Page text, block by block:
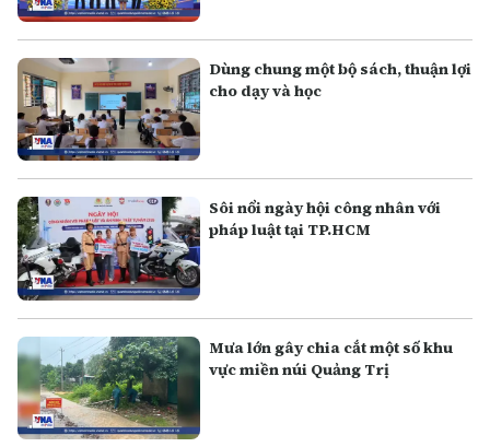
Dùng chung một bộ sách, thuận lợi
cho dạy và học
Sôi nổi ngày hội công nhân với
pháp luật tại TP.HCM
Mưa lớn gây chia cắt một số khu
vực miền núi Quảng Trị